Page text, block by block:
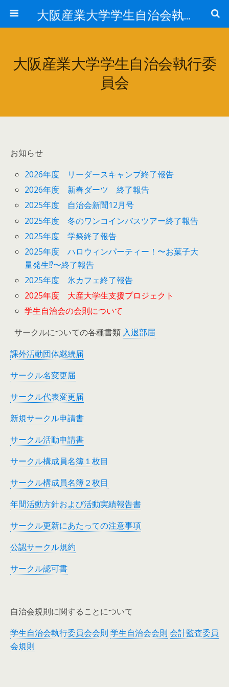
大阪産業大学学生自治会執行委員会
大阪産業大学学生自治会執行委
員会
お知らせ
2026年度 リーダースキャンプ終了報告
2026年度 新春ダーツ 終了報告
2025年度 自治会新聞12月号
2025年度 冬のワンコインバスツアー終了報告
2025年度 学祭終了報告
2025年度 ハロウィンパーティー！〜お菓子大
量発生⁉︎〜終了報告
2025年度 氷カフェ終了報告
2025年度 大産大学生支援プロジェクト
学生自治会の会則について
サークルについての各種書類 入退部届
課外活動団体継続届
サークル名変更届
サークル代表変更届
新規サークル申請書
サークル活動申請書
サークル構成員名簿１枚目
サークル構成員名簿２枚目
年間活動方針および活動実績報告書
サークル更新にあたっての注意事項
公認サークル規約
サークル認可書
自治会規則に関することについて
学生自治会執行委員会会則 学生自治会会則 会計監査委員
会規則